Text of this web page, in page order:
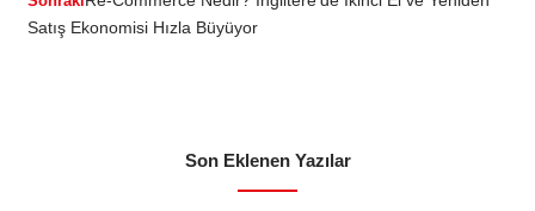
Satış Ekonomisi Hızla Büyüyor
Son Eklenen Yazılar